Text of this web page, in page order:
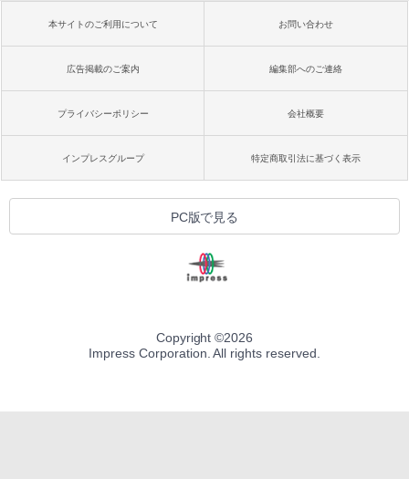
本サイトのご利用について お問い合わせ
広告掲載のご案内 編集部へのご連絡
プライバシーポリシー 会社概要
インプレスグループ 特定商取引法に基づく表示
PC版で見る
Copyright ©2026
Impress Corporation. All rights reserved.